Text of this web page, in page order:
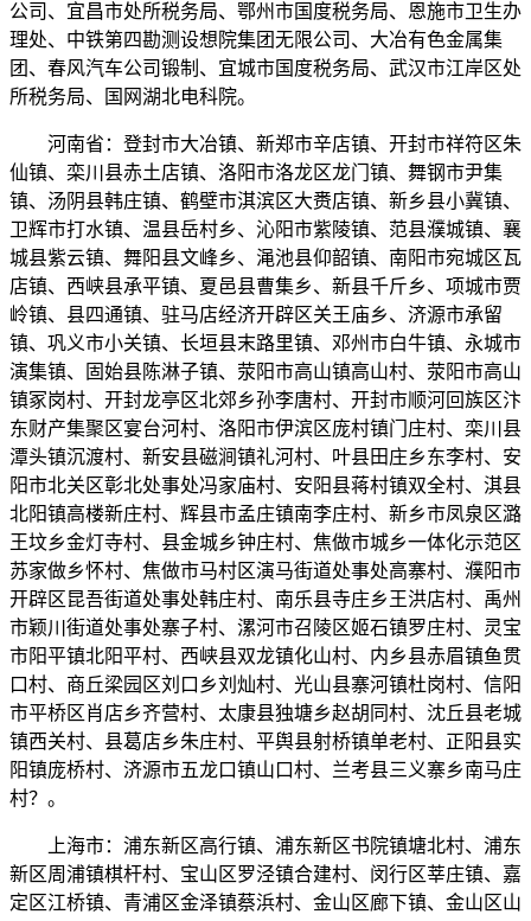
公司、宜昌市处所税务局、鄂州市国度税务局、恩施市卫生办
理处、中铁第四勘测设想院集团无限公司、大冶有色金属集
团、春风汽车公司锻制、宜城市国度税务局、武汉市江岸区处
所税务局、国网湖北电科院。
河南省：登封市大冶镇、新郑市辛店镇、开封市祥符区朱
仙镇、栾川县赤土店镇、洛阳市洛龙区龙门镇、舞钢市尹集
镇、汤阴县韩庄镇、鹤壁市淇滨区大赉店镇、新乡县小冀镇、
卫辉市打水镇、温县岳村乡、沁阳市紫陵镇、范县濮城镇、襄
城县紫云镇、舞阳县文峰乡、渑池县仰韶镇、南阳市宛城区瓦
店镇、西峡县承平镇、夏邑县曹集乡、新县千斤乡、项城市贾
岭镇、县四通镇、驻马店经济开辟区关王庙乡、济源市承留
镇、巩义市小关镇、长垣县末路里镇、邓州市白牛镇、永城市
演集镇、固始县陈淋子镇、荥阳市高山镇高山村、荥阳市高山
镇冢岗村、开封龙亭区北郊乡孙李唐村、开封市顺河回族区汴
东财产集聚区宴台河村、洛阳市伊滨区庞村镇门庄村、栾川县
潭头镇沉渡村、新安县磁涧镇礼河村、叶县田庄乡东李村、安
阳市北关区彰北处事处冯家庙村、安阳县蒋村镇双全村、淇县
北阳镇高楼新庄村、辉县市孟庄镇南李庄村、新乡市凤泉区潞
王坟乡金灯寺村、县金城乡钟庄村、焦做市城乡一体化示范区
苏家做乡怀村、焦做市马村区演马街道处事处高寨村、濮阳市
开辟区昆吾街道处事处韩庄村、南乐县寺庄乡王洪店村、禹州
市颖川街道处事处寨子村、漯河市召陵区姬石镇罗庄村、灵宝
市阳平镇北阳平村、西峡县双龙镇化山村、内乡县赤眉镇鱼贯
口村、商丘梁园区刘口乡刘灿村、光山县寨河镇杜岗村、信阳
市平桥区肖店乡齐营村、太康县独塘乡赵胡同村、沈丘县老城
镇西关村、县葛店乡朱庄村、平舆县射桥镇单老村、正阳县实
阳镇庞桥村、济源市五龙口镇山口村、兰考县三义寨乡南马庄
村？。
上海市：浦东新区高行镇、浦东新区书院镇塘北村、浦东
新区周浦镇棋杆村、宝山区罗泾镇合建村、闵行区莘庄镇、嘉
定区江桥镇、青浦区金泽镇蔡浜村、金山区廊下镇、金山区山